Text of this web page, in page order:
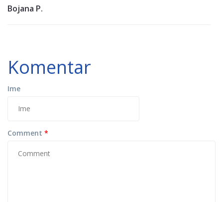
Bojana P.
Komentar
Ime
Comment *